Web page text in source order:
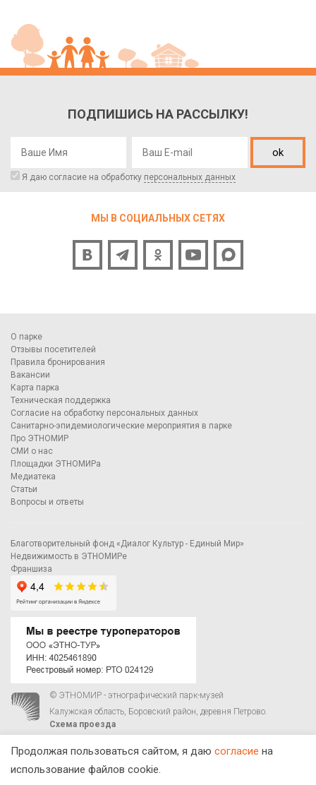
ПОДПИШИСЬ НА РАССЫЛКУ!
ok
Я даю согласие на обработку персональных данных
МЫ В СОЦИАЛЬНЫХ СЕТЯХ
О парке
Отзывы посетителей
Правила бронирования
Вакансии
Карта парка
Техническая поддержка
Согласие на обработку персональных данных
Санитарно-эпидемиологические мероприятия в парке
Про ЭТНОМИР
СМИ о нас
Площадки ЭТНОМИРа
Медиатека
Статьи
Вопросы и ответы
Благотворительный фонд «Диалог Культур - Единый Мир»
Недвижимость в ЭТНОМИРе
Франшиза
© ЭТНОМИР - этнографический парк-музей
Калужская область, Боровский район, деревня Петрово.
Схема проезда
Продолжая пользоваться сайтом, я даю согласие на
использование файлов cookie.